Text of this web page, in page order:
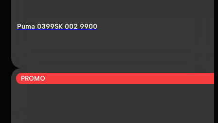
Puma 0399SK 002 9900
PROMO